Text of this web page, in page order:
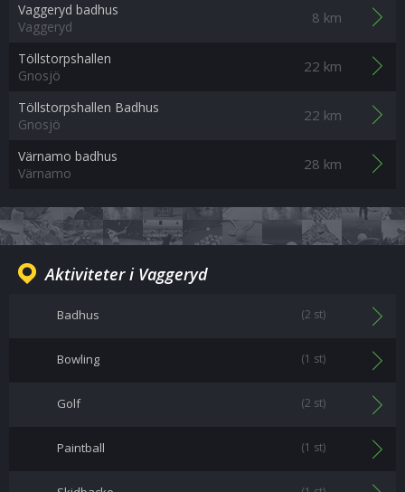
Vaggeryd badhus
Vaggeryd
8 km
Töllstorpshallen
Gnosjö
22 km
Töllstorpshallen Badhus
Gnosjö
22 km
Värnamo badhus
Värnamo
28 km
Aktiviteter i Vaggeryd
Badhus (2 st)
Bowling (1 st)
Golf (2 st)
Paintball (1 st)